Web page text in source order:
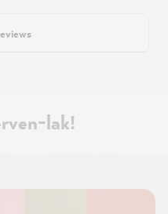
lak!